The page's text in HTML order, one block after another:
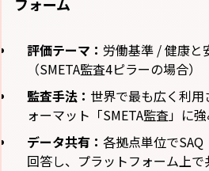
評価テーマ： 労働基準 / 健康と
（SMETA監査4ピラーの場合）
監査手法： 世界で最も広く利
ォーマット「SMETA監査」に
データ共有： 各拠点単位で
回答し、プラットフォーム上で